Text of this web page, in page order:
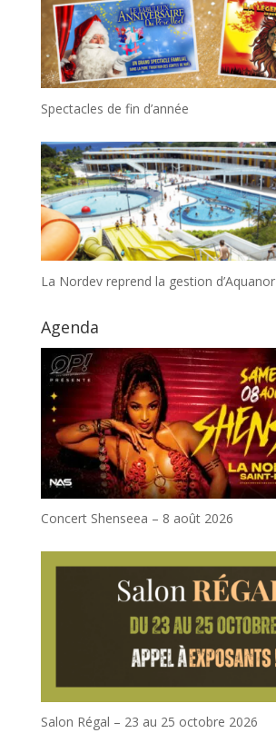
Spectacles de fin d’année
La Nordev reprend la gestion d’Aquanor
Agenda
Concert Shenseea – 8 août 2026
Salon Régal – 23 au 25 octobre 2026